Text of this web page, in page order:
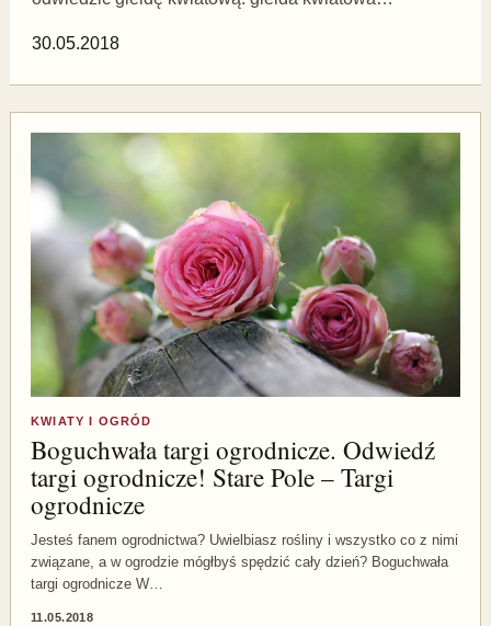
30.05.2018
KWIATY I OGRÓD
Boguchwała targi ogrodnicze. Odwiedź
targi ogrodnicze! Stare Pole – Targi
ogrodnicze
Jesteś fanem ogrodnictwa? Uwielbiasz rośliny i wszystko co z nimi
związane, a w ogrodzie mógłbyś spędzić cały dzień? Boguchwała
targi ogrodnicze W…
11.05.2018